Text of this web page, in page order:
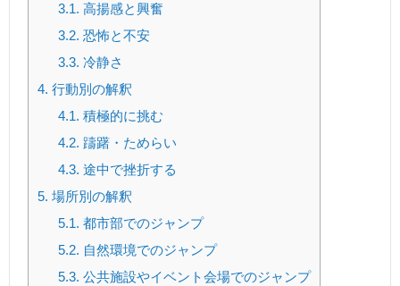
3.1. 高揚感と興奮
3.2. 恐怖と不安
3.3. 冷静さ
4. 行動別の解釈
4.1. 積極的に挑む
4.2. 躊躇・ためらい
4.3. 途中で挫折する
5. 場所別の解釈
5.1. 都市部でのジャンプ
5.2. 自然環境でのジャンプ
5.3. 公共施設やイベント会場でのジャンプ